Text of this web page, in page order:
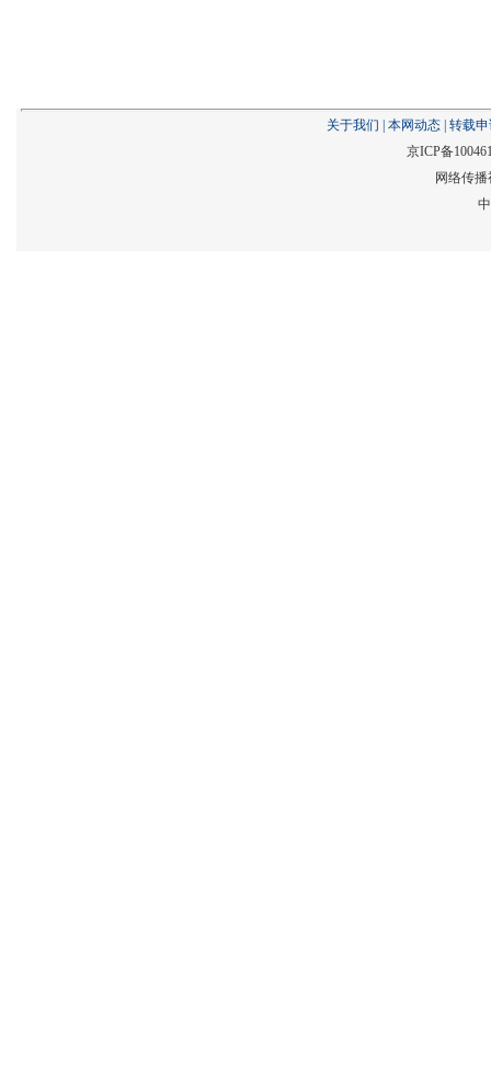
关于我们 本网动态 转载
京ICP备
网络传